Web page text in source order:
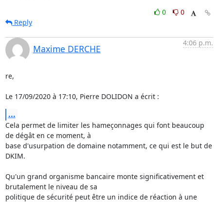
0
0
Reply
Maxime DERCHE
4:06 p.m.
re,
Le 17/09/2020 à 17:10, Pierre DOLIDON a écrit :
...
Cela permet de limiter les hameçonnages qui font beaucoup
de dégât en ce moment, à
base d'usurpation de domaine notamment, ce qui est le but de
DKIM.
Qu'un grand organisme bancaire monte significativement et
brutalement le niveau de sa
politique de sécurité peut être un indice de réaction à une